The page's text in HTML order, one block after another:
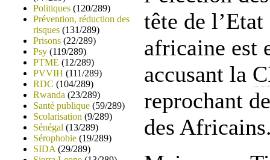
Politiques (120/289)
Prévention, réduction des
risques (131/289)
Prisons (22/289)
Psy (119/289)
PTME (12/289)
PVVIH (111/289)
RDC (104/289)
Rwanda (23/289)
Santé publique (59/289)
Scolarisation (9/289)
Sénégal (13/289)
Sérophobie (19/289)
SIDA (29/289)
tête de
africaine est
accusant la
reprochant
des